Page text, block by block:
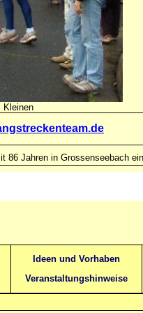
Kleinen
86 Jahren in Grossenseebach
Ideen und Vorhaben
Veranstaltungshinweise